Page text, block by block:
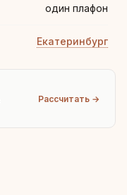
один плафон
Екатеринбург
Рассчитать →